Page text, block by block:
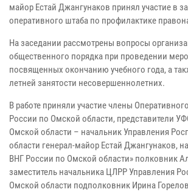
майор Естай Джангунаков принял участие в
оперативного штаба по профилактике
На заседании рассмотрены вопросы
общественного порядка при проведении
посвященных окончанию учебного года, а
летней занятости несовершеннолетних.
В работе приняли участие члены
России по Омской области, представители
Омской области – начальник Управления
области генерал-майор Естай Джангунаков,
ВНГ России по Омской области» полковник
заместитель начальника ЦЛРР Управления
Омской области подполковник Ирина